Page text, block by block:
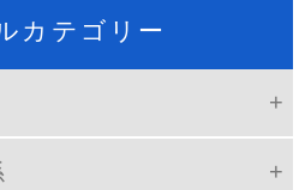
カテゴリー